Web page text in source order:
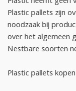
Plastic pallets zijn
noodzaak bij
over het algemeen
Nestbare soorten
Plastic pallets kopen